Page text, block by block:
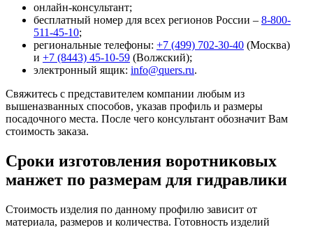
онлайн-консультант;
бесплатный номер для всех регионов России – 8-800-
511-45-10;
региональные телефоны: +7 (499) 702-30-40 (Москва)
и +7 (8443) 45-10-59 (Волжский);
электронный ящик: info@quers.ru.
Свяжитесь с представителем компании любым из
вышеназванных способов, указав профиль и размеры
посадочного места. После чего консультант обозначит Вам
стоимость заказа.
Сроки изготовления воротниковых
манжет по размерам для гидравлики
Стоимость изделия по данному профилю зависит от
материала, размеров и количества. Готовность изделий